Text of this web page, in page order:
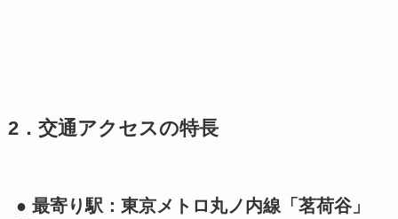
2．交通アクセスの特長
● 最寄り駅：東京メトロ丸ノ内線「茗荷谷」